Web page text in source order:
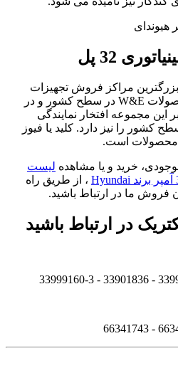
32 پل
بزرگترین مراکز فروش تجهیزات
الکتریکی و تنها وارد کننده محصولات W&E در سطح کشور و در
این مجموعه افتخار نمایندگی
کشور را نیز دارد. کلید یا فیوز
محصولات است.
خرید و یا مشاهده لیست
، از طریق راه
فروش ما در ارتباط باشید.
در ارتباط باشید